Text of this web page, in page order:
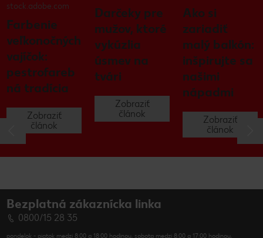
stock.adobe.com
Farbenie
veľkonočných
vajíčok:
pestrofareb
ná tradícia
Zobraziť
článok
Darčeky pre
mužov, ktoré
vykúzlia
úsmev na
tvári
Zobraziť
článok
Ako si
zariadiť
malý balkón:
inšpirujte sa
našimi
nápadmi
Zobraziť
článok
Bezplatná zákaznícka linka
0800/15 28 35
pondelok - piatok medzi 8:00 a 18:00 hodinou, sobota medzi 8:00 a 17:00 hodinou,